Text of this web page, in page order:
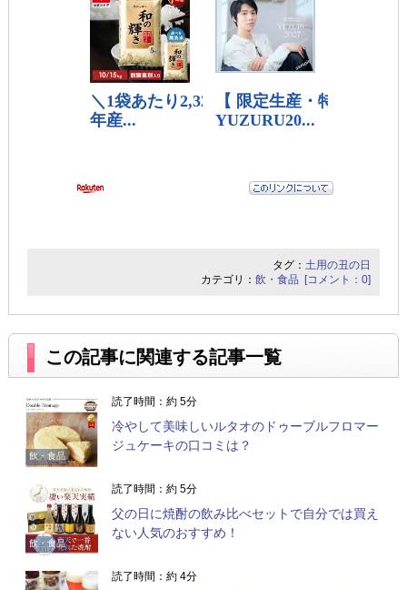
タグ：土用の丑の日
カテゴリ：飲・食品 [コメント：0]
この記事に関連する記事一覧
飲・食品
読了時間：約 5分
冷やして美味しいルタオのドゥーブルフロマー
ジュケーキの口コミは？
飲・食品
読了時間：約 5分
父の日に焼酎の飲み比べセットで自分では買え
ない人気のおすすめ！
読了時間：約 4分